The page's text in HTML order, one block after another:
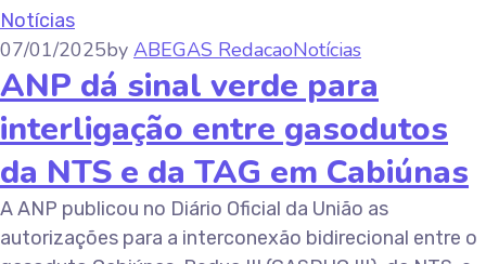
Notícias
07/01/2025by ABEGAS RedacaoNotícias
ANP dá sinal verde para
interligação entre gasodutos
da NTS e da TAG em Cabiúnas
A ANP publicou no Diário Oficial da União as
autorizações para a interconexão bidirecional entre o